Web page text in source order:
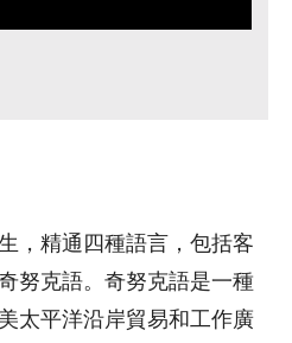
，精通四種語言，包括客
努克語。奇努克語是一種
太平洋沿岸貿易和工作廣